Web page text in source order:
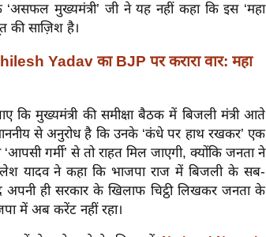
मुख्यमंत्री’ जी ने यह नहीं कहा कि इस ‘महा
की साज़िश है।
Yadav का BJP पर करारा वार: महा
कि मुख्यमंत्री की समीक्षा बैठक में बिजली मंत्री आते
से अनुरोध है कि उनके ‘कंधे पर हाथ रखकर’ एक
गर्मी’ से तो राहत मिल जाएगी, क्योंकि जनता ने
यादव ने कहा कि भाजपा राज में बिजली के सब-
ही सरकार के खिलाफ चिट्ठी लिखकर जनता के
में अब करेंट नहीं रहा।